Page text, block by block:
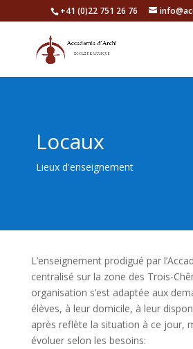
+41 (0)22 751 26 76
Locaux
Lieux d'enseignement
L’enseignement prodigué par
centralisé sur la zone des Trois-
organisation s’est adaptée aux
élèves, à leur domicile, à leur
après reflète la situation à ce jour,
évoluer selon les besoins: